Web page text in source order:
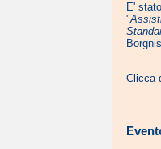
E'
"
Clicca